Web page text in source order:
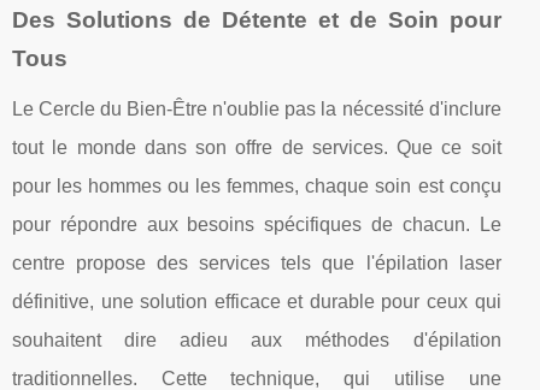
Des Solutions de Détente et de Soin pour
Tous
Le Cercle du Bien-Être n'oublie pas la nécessité d'inclure
tout le monde dans son offre de services. Que ce soit
pour les hommes ou les femmes, chaque soin est conçu
pour répondre aux besoins spécifiques de chacun. Le
centre propose des services tels que l'épilation laser
définitive, une solution efficace et durable pour ceux qui
souhaitent dire adieu aux méthodes d'épilation
traditionnelles. Cette technique, qui utilise une